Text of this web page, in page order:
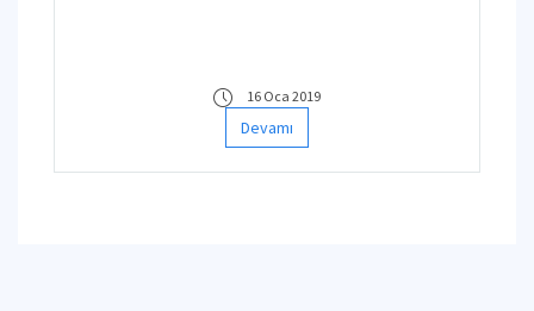
16 Oca 2019
Devamı